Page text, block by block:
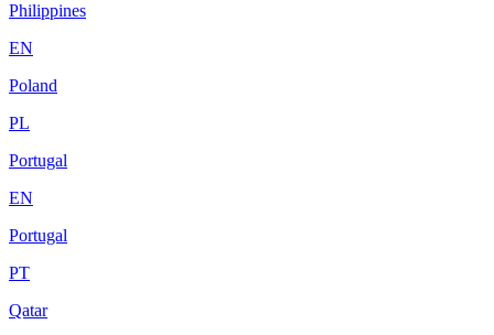
Philippines
EN
Poland
PL
Portugal
EN
Portugal
PT
Qatar